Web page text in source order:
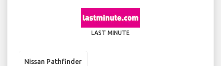
LAST MINUTE
Nissan Pathfinder